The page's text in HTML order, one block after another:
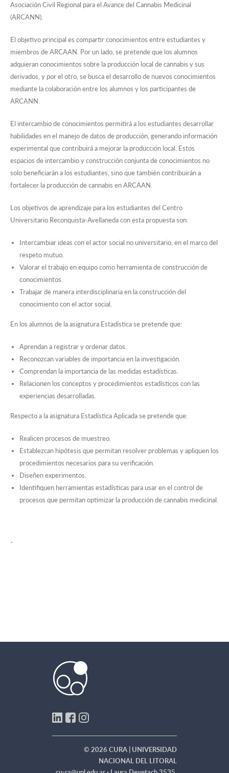
Asociación Civil Regional para el Avance del Cannabis Medicinal
(ARCANN).
El objetivo principal es compartir conocimientos entre estudiantes y
miembros de ARCAAN. Por un lado, se pretende que los alumnos
adquieran conocimientos sobre la producción local de cannabis y sus
derivados, y por el otro, se busca el desarrollo de nuevos conocimientos
mediante la colaboración entre los alumnos y los participantes de
ARCANN.
El intercambio de conocimientos permitirá a los estudiantes desarrollar
habilidades en el manejo de datos de producción, generando información
experimental que contribuirá a mejorar la producción local. Estos
espacios de intercambio y construcción conjunta de conocimientos no
solo beneficiarán a los estudiantes, sino que también contribuirán a
fortalecer la producción de cannabis en ARCAAN.
Los objetivos de aprendizaje para los estudiantes del Centro
Universitario Reconquista-Avellaneda con esta propuesta son:
Intercambiar ideas con el actor social no universitario, en el marco del
respeto mutuo.
Valorar el trabajo en equipo como herramienta de construcción de
conocimientos.
Trabajar de manera interdisciplinaria en la construcción del
conocimiento con el actor social.
En los alumnos de la asignatura Estadística se pretende que:
Aprendan a registrar y ordenar datos.
Reconozcan variables de importancia en la investigación.
Comprendan la importancia de las medidas estadísticas.
Relacionen los conceptos y procedimientos estadísticos con las
experiencias desarrolladas.
Respecto a la asignatura Estadística Aplicada se pretende que:
Realicen procesos de muestreo.
Establezcan hipótesis que permitan resolver problemas y apliquen los
procedimientos necesarios para su verificación.
Diseñen experimentos.
Identifiquen herramientas estadísticas para usar en el control de
procesos que permitan optimizar la producción de cannabis medicinal.
.
© 2026 CURA | UNIVERSIDAD
NACIONAL DEL LITORAL